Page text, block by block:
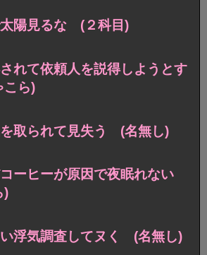
陽見るな (２科目)
れて依頼人を説得しようとす
ら)
取られて見失う (名無し)
ーヒーが原因で夜眠れない
)
浮気調査してヌく (名無し)